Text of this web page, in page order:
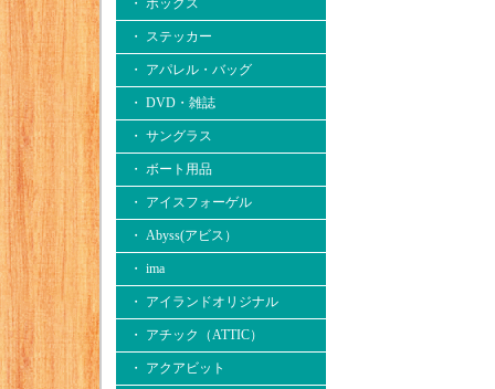
・ ボックス
・ ステッカー
・ アパレル・バッグ
・ DVD・雑誌
・ サングラス
・ ボート用品
・ アイスフォーゲル
・ Abyss(アビス）
・ ima
・ アイランドオリジナル
・ アチック（ATTIC）
・ アクアビット